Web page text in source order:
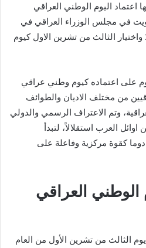
اعتماد اليوم الوطني العراقي
في مجلس الوزراء العراقي في
الاول من ايلول من العام 2019 واختيار الثالث من تشرين الاول كيوم
على اعتماده كيوم وطني عراقي
من مختلف الاديان والطوائف
وتم الاعتراف الرسمي والدولي
اوائل العرب استقلالاً، لتبدأ
كقوة مركزية وفاعلة على
الوطني العراقي
الثالث من تشرين الأول من العام